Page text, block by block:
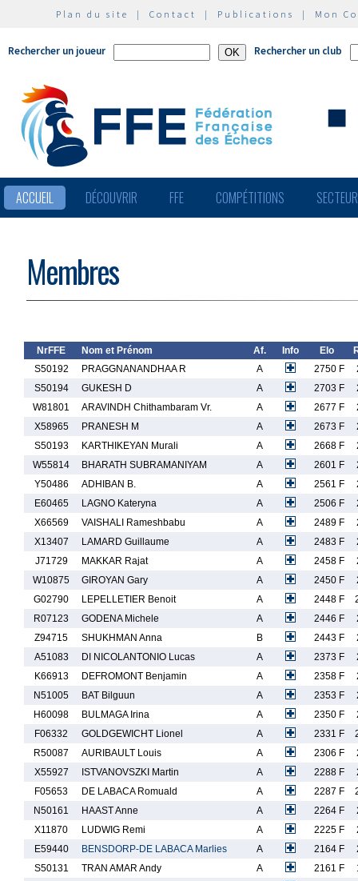
Plan du site | Contact | Publications | Mon
Rechercher un joueur Rechercher un club
ACCUEIL DÉCOUVRIR FFE COMPÉTITIONS
Membres
NrFFE Nom et Prénom Af. Info Elo
S50192
PRAGGNANANDHAA R A 2750 F
S50194
GUKESH D A 2703 F
W81801
ARAVINDH Chithambaram Vr. A 2677 F
X58965
PRANESH M A 2673 F
S50193
KARTHIKEYAN Murali A 2668 F
W55814
BHARATH SUBRAMANIYAM A 2601 F
Y50486
ADHIBAN B. A 2561 F
E60465
LAGNO Kateryna A 2506 F
X66569
VAISHALI Rameshbabu A 2489 F
X13407
LAMARD Guillaume A 2483 F
J71729
MAKKAR Rajat A 2458 F
W10875
GIROYAN Gary A 2450 F
G02790
LEPELLETIER Benoit A 2448 F
R07123
GODENA Michele A 2446 F
Z94715
SHUKHMAN Anna B 2443 F
A51083
DI NICOLANTONIO Lucas A 2373 F
K66913
DEFROMONT Benjamin A 2358 F
N51005
BAT Bilguun A 2353 F
H60098
BULMAGA Irina A 2350 F
F06332
GOLDGEWICHT Lionel A 2331 F
R50087
AURIBAULT Louis A 2306 F
X55927
ISTVANOVSZKI Martin A 2288 F
F05653
DE LABACA Romuald A 2287 F
N50161
HAAST Anne A 2264 F
X11870
LUDWIG Remi A 2225 F
E59440
BENSDORP-DE LABACA Marlies A 2164 F
S50131
TRAN AMAR Andy A 2161 F